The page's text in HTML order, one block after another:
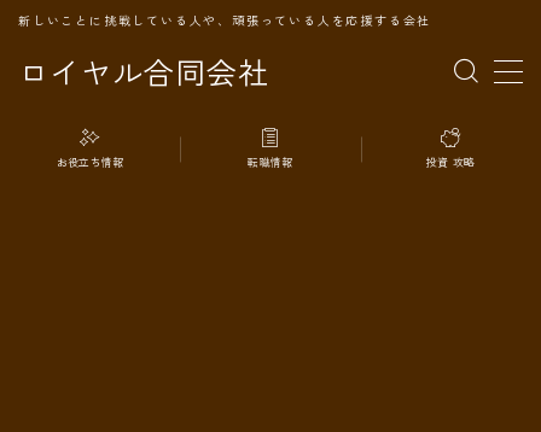
ロイヤル合同会社
新しいことに挑戦している人や、頑張っている人を応援する会社
MENU
TOPページ
お役立ち情報 転職情報 投資 攻略